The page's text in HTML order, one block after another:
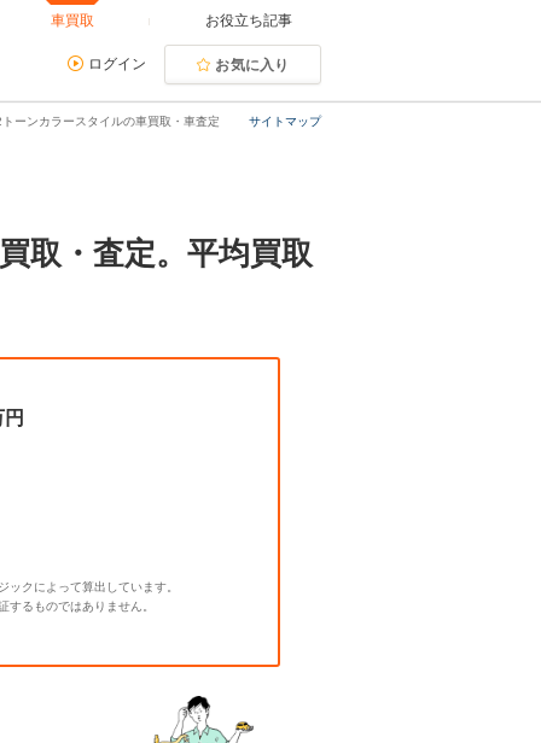
車買取 お役立ち記事
ログイン お気に入り
サイトマップ
ーンカラースタイルの車買取・車査定
取・査定。平均買取
クによって算出しています。
るものではありません。